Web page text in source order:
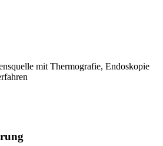
mit Thermografie, Endoskopie